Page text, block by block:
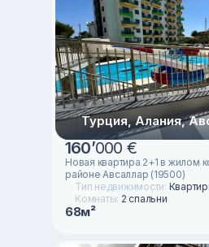
Турция, Алания,
160’000 €
Новая квартира 2+1 в жилом
районе Авсаллар (19500)
Тип недвижимости:
Комнаты: 2 спальни
68м²